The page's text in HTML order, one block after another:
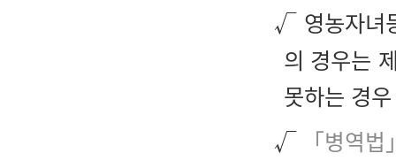
√ 영농자녀
의 경우는
못하는 경우
√ 「병역법